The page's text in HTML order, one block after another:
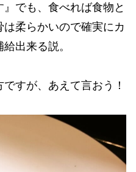
でも、食べれば食物と
柔らかいので確実にカ
出来る説。
すが、あえて言おう！